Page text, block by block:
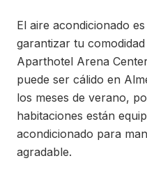
El aire acondicionado
garantizar tu
Aparthotel Arena
puede ser cálido en
los meses de verano,
habitaciones están
acondicionado para
agradable.